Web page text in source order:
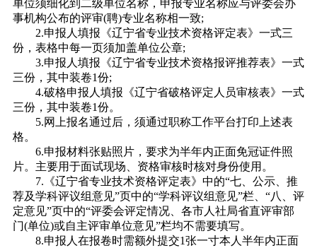
单位须细化到二级单位名称，申报专业名称应与评委会办
事机构公布的评审(聘)专业名称相一致;
2.申报人填报《辽宁省专业技术资格评定表》一式三
份，表格中每一页须加盖单位公章;
3.申报人填报《辽宁省专业技术资格报评推荐表》一式
三份，其中装卷1份;
4.破格申报人填报《辽宁省破格评定人员审核表》一式
三份，其中装卷1份。
5.网上报名通过后，须通过职称工作平台打印上述表
格。
6.申报材料张贴照片，要求为半年内正面免冠证件照
片。主要用于面试现场、资格审核时核对身份使用。
7.《辽宁省专业技术资格评定表》中的“七、公示、推
荐及学科评议组意见”页中的“学科评议组意见”栏、“八、评
定意见”页中的“评委会评定情况、各市人社局省直评审部
门(单位)或自主评审单位意见”栏均不需要填写。
8.申报人在报卷时需额外提交1张一寸本人半年内正面